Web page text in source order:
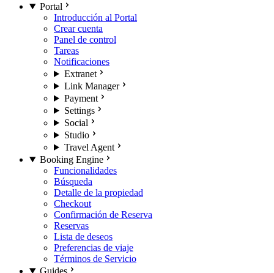
Portal
Introducción al Portal
Crear cuenta
Panel de control
Tareas
Notificaciones
Extranet
Link Manager
Payment
Settings
Social
Studio
Travel Agent
Booking Engine
Funcionalidades
Búsqueda
Detalle de la propiedad
Checkout
Confirmación de Reserva
Reservas
Lista de deseos
Preferencias de viaje
Términos de Servicio
Guides